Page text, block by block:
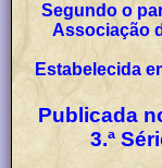
Segundo o
Associação
Estabelecida
Publicada
3.ª